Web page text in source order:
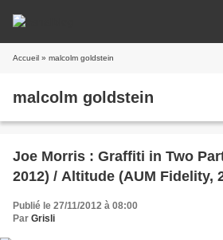
Accueil » malcolm goldstein
malcolm goldstein
Joe Morris : Graffiti in Two
2012) / Altitude (AUM Fidelity,
Publié le 27/11/2012 à 08:00
Par Grisli